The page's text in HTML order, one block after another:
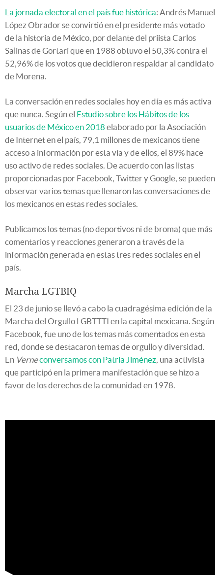
La jornada electoral en el país fue histórica: Andrés Manuel
López Obrador se convirtió en el presidente más votado
de la historia de México, por delante del priista Carlos
Salinas de Gortari que en 1988 obtuvo el 50,3% contra el
52,96% de los votos que decidieron respaldar al candidato
de Morena.
La conversación en redes sociales hoy en día es más activa
que nunca. Según el Estudio sobre los Hábitos de los
usuarios de México en 2018 elaborado por la Asociación
de Internet en el país, 79,1 millones de mexicanos tiene
acceso a información por esta vía y de ellos, el 89% hace
uso activo de redes sociales. De acuerdo con las listas
proporcionadas por Facebook, Twitter y Google, se pueden
observar varios temas que llenaron las conversaciones de
los mexicanos en estas redes sociales.
Publicamos los temas (no deportivos ni de broma) que más
comentarios y reacciones generaron a través de la
información generada en estas tres redes sociales en el
país.
Marcha LGTBIQ
El 23 de junio se llevó a cabo la cuadragésima edición de la
Marcha del Orgullo LGBTTTI en la capital mexicana. Según
Facebook, fue uno de los temas más comentados en esta
red, donde se destacaron temas de orgullo y diversidad.
En Verneconversamos con Patria Jiménez, una activista
que participó en la primera manifestación que se hizo a
favor de los derechos de la comunidad en 1978.